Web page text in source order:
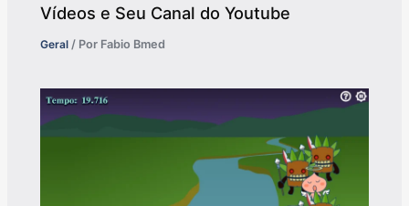
Vídeos e Seu Canal do Youtube
Geral / Por Fabio Bmed